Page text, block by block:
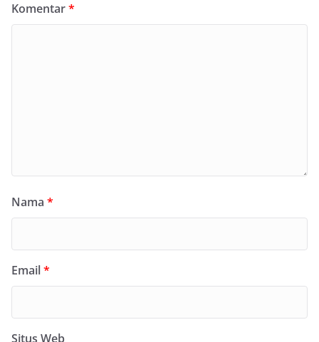
Komentar*
Nama *
Email*
Situs Web